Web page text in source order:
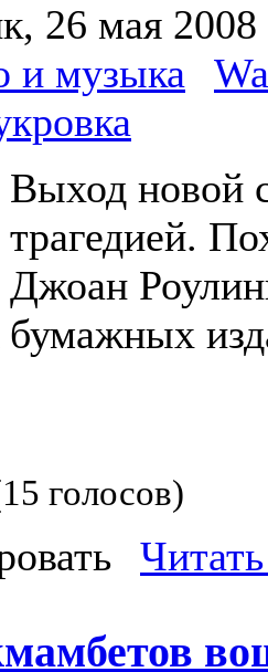
26 мая
и музыка
Выход новой
трагедией.
Джоан
бумажных
15 голосов)